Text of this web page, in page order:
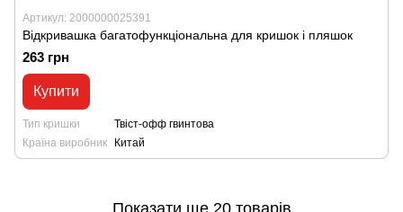
Артикул: 2000000025391
Відкривашка багатофункціональна для кришок і пляшок
263 грн
Купити
Тип кришки
Твіст-офф гвинтова
Країна виробник
Китай